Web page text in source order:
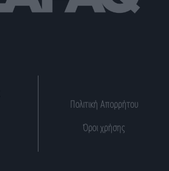
Πολιτική Απορρήτου
Όροι χρήσης